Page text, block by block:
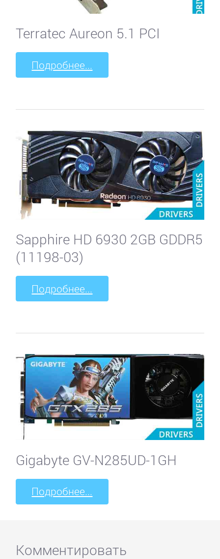
Terratec Aureon 5.1 PCI
Подробнее...
Sapphire HD 6930 2GB GDDR5
(11198-03)
Подробнее...
Gigabyte GV-N285UD-1GH
Подробнее...
Комментировать